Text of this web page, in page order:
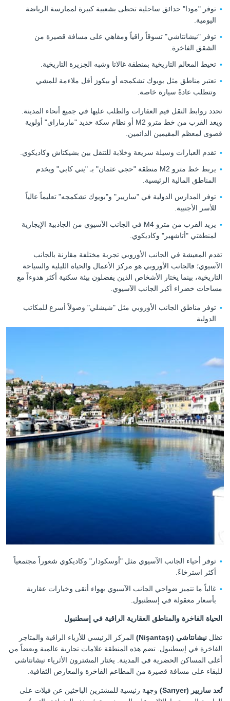
توفر "مودا" حدائق ساحلية تحظى بشعبية كبيرة لممارسة الرياضة
اليومية.
توفر "نيشانتاشي" تسوقاً راقياً ومقاهي على مسافة قصيرة من
الشقق الفاخرة.
تحيط المعالم التاريخية بمنطقة غالاتا وشبه الجزيرة التاريخية.
تعتبر مناطق مثل بويوك تشكمجه أو بيكوز أقل ملاءمة للمشي
وتتطلب عادةً سيارة خاصة.
تحدد روابط النقل قيم العقارات والطلب عليها في جميع أنحاء المدينة.
ويعد القرب من خط مترو M2 أو نظام سكة حديد "مارماراي" أولوية
قصوى لمعظم المقيمين الدائمين.
تقدم العبارات وسيلة سريعة وخلابة للتنقل بين بشيكتاش وكاديكوي.
يربط خط مترو M2 منطقة "حجي عثمان" بـ "يني كابي" ويخدم
المناطق المالية الرئيسية.
توفر المدارس الدولية في "ساريير" و"بويوك تشكمجه" تعليماً عالياً
للأسر الأجنبية.
يزيد القرب من مترو M4 في الجانب الآسيوي من الجاذبية الإيجارية
لمنطقتي "أتاشهير" وكاديكوي.
تقدم المعيشة في الجانب الأوروبي تجربة مختلفة مقارنة بالجانب
الآسيوي؛ فالجانب الأوروبي هو مركز الأعمال والحياة الليلية والسياحة
التاريخية، بينما يختار الأشخاص الذين يفضلون بيئة سكنية أكثر هدوءاً مع
مساحات خضراء أكبر الجانب الآسيوي.
توفر مناطق الجانب الأوروبي مثل "شيشلي" وصولاً أسرع للمكاتب
الدولية.
توفر أحياء الجانب الآسيوي مثل "أوسكودار" وكاديكوي شعوراً مجتمعياً
أكثر استرخاءً.
غالباً ما تتميز ضواحي الجانب الآسيوي بهواء أنقى وخيارات عقارية
بأسعار معقولة في إسطنبول
الحياة الفاخرة والمناطق العقارية الراقية في إسطنبول
تظل نيشانتاشي (Nişantaşı)
المركز الرئيسي للأزياء الراقية والمتاجر
الفاخرة في إسطنبول. تضم هذه المنطقة علامات تجارية عالمية وبعضاً من
أغلى المساكن الحضرية في المدينة. يختار المشترون الأثرياء نيشانتاشي
للبقاء على مسافة قصيرة من المطاعم الفاخرة والمعارض الثقافية.
تُعد ساريير (Sarıyer)
وجهة رئيسية للمشترين الباحثين عن فيلات على